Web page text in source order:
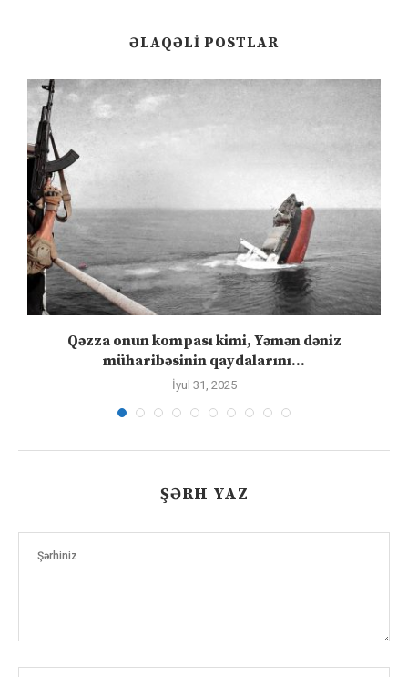
ƏLAQƏLI POSTLAR
Qəzza onun kompası kimi, Yəmən dəniz
müharibəsinin qaydalarını...
İyul 31, 2025
ŞƏRH YAZ